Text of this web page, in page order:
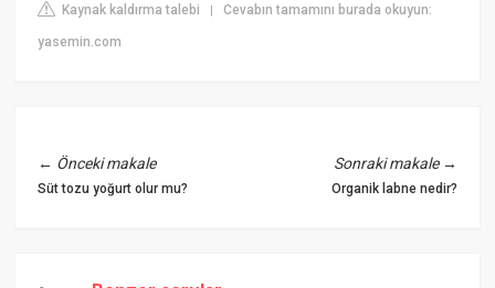
Kaynak kaldırma talebi |Cevabın tamamını burada okuyun:
yasemin.com
← Önceki makale
Süt tozu yoğurt olur mu?
Sonraki makale→
Organik labne nedir?